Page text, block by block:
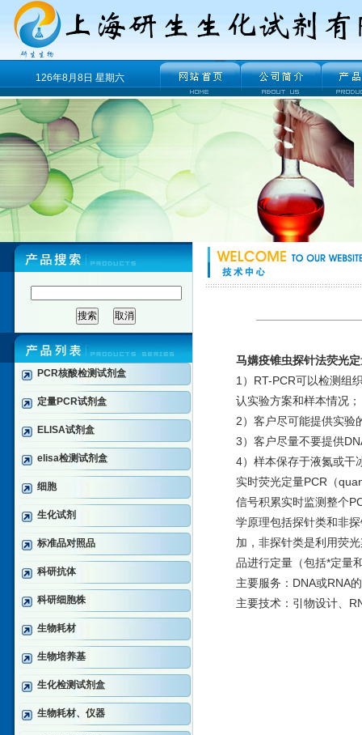
126年8月8日 星期六
PCR核酸检测试剂盒
定量PCR试剂盒
ELISA试剂盒
elisa检测试剂盒
细胞
生化试剂
标准品对照品
科研抗体
科研细胞株
生物耗材
生物培养基
生化检测试剂盒
生物耗材、仪器
马媾疫锥虫探针法荧光
1）RT-PCR可以检测组
认实验方案和样本情况；
2）客户尽可能提供实验
3）客户尽量不要提供
4）样本保存于液氮或干
实时荧光定量PCR（
信号积累实时监测整个
学原理包括探针类和非
加，非探针类是利用荧
品进行定量（包括*定量
主要服务：DNA或RNA
主要技术：引物设计、